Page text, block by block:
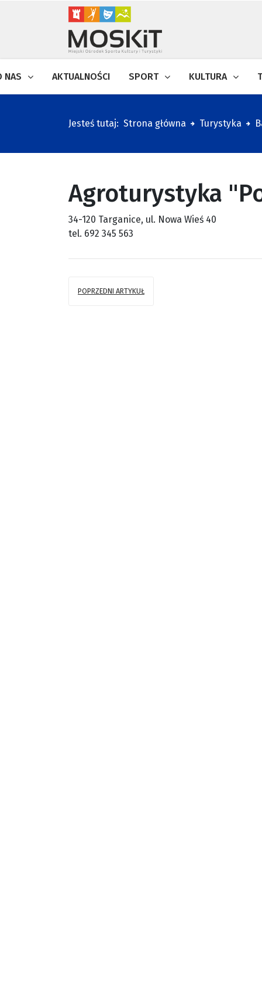
NAS AKTUALNOŚCI SPORT KULTURA
Jesteś tutaj: Strona główna Turystyka
Agroturystyka
34-120 Targanice, ul. Nowa Wieś 40
tel. 692 345 563
POPRZEDNI ARTYKUŁ